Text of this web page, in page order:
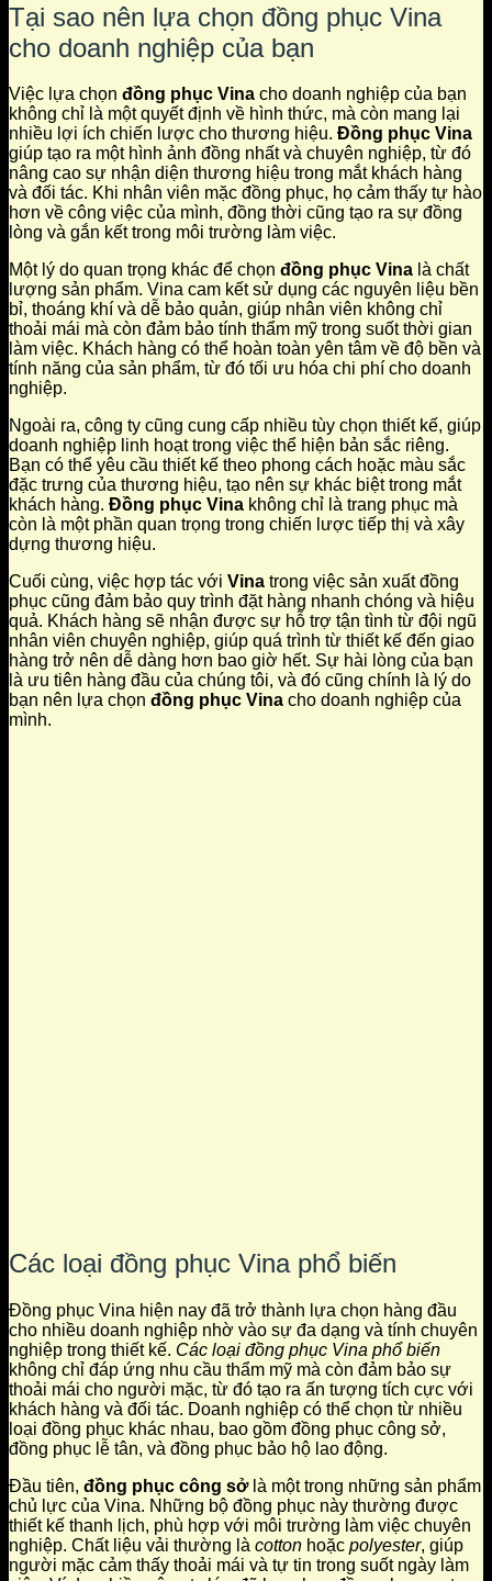
Tại sao nên lựa chọn đồng phục Vina
cho doanh nghiệp của bạn
Việc lựa chọn đồng phục Vina cho doanh nghiệp của bạn
không chỉ là một quyết định về hình thức, mà còn mang lại
nhiều lợi ích chiến lược cho thương hiệu. Đồng phục Vina
giúp tạo ra một hình ảnh đồng nhất và chuyên nghiệp, từ đó
nâng cao sự nhận diện thương hiệu trong mắt khách hàng
và đối tác. Khi nhân viên mặc đồng phục, họ cảm thấy tự hào
hơn về công việc của mình, đồng thời cũng tạo ra sự đồng
lòng và gắn kết trong môi trường làm việc.
Một lý do quan trọng khác để chọn đồng phục Vina là chất
lượng sản phẩm. Vina cam kết sử dụng các nguyên liệu bền
bỉ, thoáng khí và dễ bảo quản, giúp nhân viên không chỉ
thoải mái mà còn đảm bảo tính thẩm mỹ trong suốt thời gian
làm việc. Khách hàng có thể hoàn toàn yên tâm về độ bền và
tính năng của sản phẩm, từ đó tối ưu hóa chi phí cho doanh
nghiệp.
Ngoài ra, công ty cũng cung cấp nhiều tùy chọn thiết kế, giúp
doanh nghiệp linh hoạt trong việc thể hiện bản sắc riêng.
Bạn có thể yêu cầu thiết kế theo phong cách hoặc màu sắc
đặc trưng của thương hiệu, tạo nên sự khác biệt trong mắt
khách hàng. Đồng phục Vina không chỉ là trang phục mà
còn là một phần quan trọng trong chiến lược tiếp thị và xây
dựng thương hiệu.
Cuối cùng, việc hợp tác với Vina trong việc sản xuất đồng
phục cũng đảm bảo quy trình đặt hàng nhanh chóng và hiệu
quả. Khách hàng sẽ nhận được sự hỗ trợ tận tình từ đội ngũ
nhân viên chuyên nghiệp, giúp quá trình từ thiết kế đến giao
hàng trở nên dễ dàng hơn bao giờ hết. Sự hài lòng của bạn
là ưu tiên hàng đầu của chúng tôi, và đó cũng chính là lý do
bạn nên lựa chọn đồng phục Vina cho doanh nghiệp của
mình.
Các loại đồng phục Vina phổ biến
Đồng phục Vina hiện nay đã trở thành lựa chọn hàng đầu
cho nhiều doanh nghiệp nhờ vào sự đa dạng và tính chuyên
nghiệp trong thiết kế. Các loại đồng phục Vina phổ biến
không chỉ đáp ứng nhu cầu thẩm mỹ mà còn đảm bảo sự
thoải mái cho người mặc, từ đó tạo ra ấn tượng tích cực với
khách hàng và đối tác. Doanh nghiệp có thể chọn từ nhiều
loại đồng phục khác nhau, bao gồm đồng phục công sở,
đồng phục lễ tân, và đồng phục bảo hộ lao động.
Đầu tiên, đồng phục công sởlà một trong những sản phẩm
chủ lực của Vina. Những bộ đồng phục này thường được
thiết kế thanh lịch, phù hợp với môi trường làm việc chuyên
nghiệp. Chất liệu vải thường là cotton hoặc polyester, giúp
người mặc cảm thấy thoải mái và tự tin trong suốt ngày làm